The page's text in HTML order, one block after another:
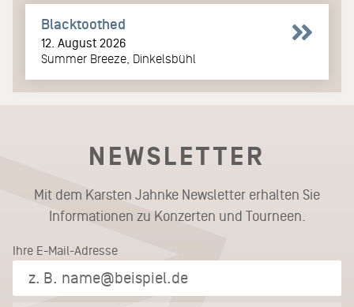
Blacktoothed
12. August 2026
Summer Breeze, Dinkelsbühl
NEWSLETTER
Mit dem Karsten Jahnke Newsletter erhalten Sie
Informationen zu Konzerten und Tourneen.
Ihre E-Mail-Adresse